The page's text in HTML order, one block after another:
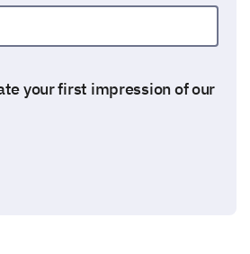
your first impression of our